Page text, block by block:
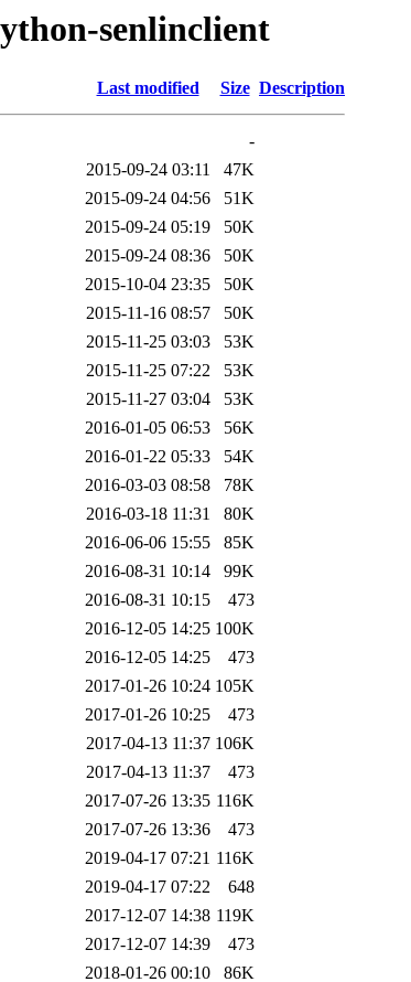
senlinclient
Last modified Size Description
-
2015-09-24 03:11
47K
2015-09-24 04:56
51K
2015-09-24 05:19
50K
2015-09-24 08:36
50K
2015-10-04 23:35
50K
2015-11-16 08:57
50K
2015-11-25 03:03
53K
2015-11-25 07:22
53K
2015-11-27 03:04
53K
2016-01-05 06:53
56K
2016-01-22 05:33
54K
2016-03-03 08:58
78K
2016-03-18 11:31
80K
2016-06-06 15:55
85K
2016-08-31 10:14
99K
2016-08-31 10:15
473
2016-12-05 14:25 100K
2016-12-05 14:25
473
2017-01-26 10:24 105K
2017-01-26 10:25
473
2017-04-13 11:37 106K
2017-04-13 11:37
473
2017-07-26 13:35 116K
2017-07-26 13:36
473
2019-04-17 07:21 116K
2019-04-17 07:22
648
2017-12-07 14:38 119K
2017-12-07 14:39
473
2018-01-26 00:10
86K